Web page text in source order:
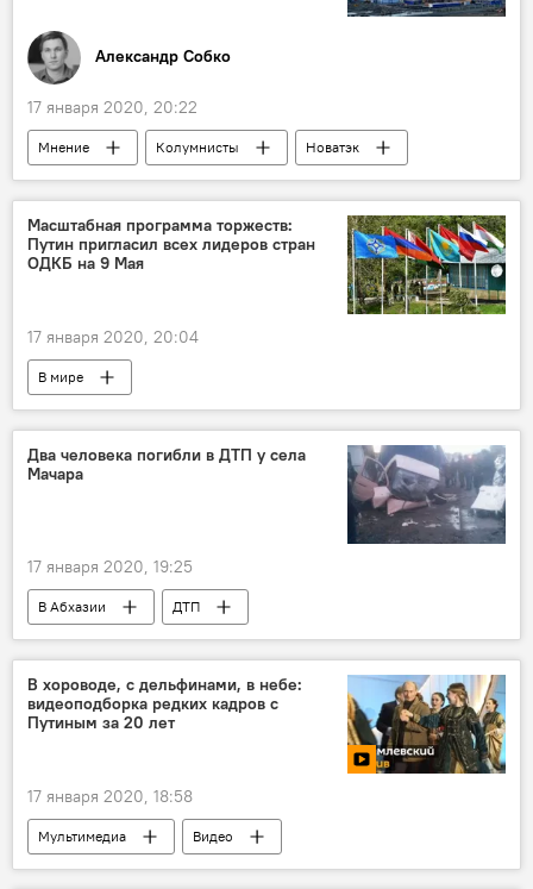
Александр Собко
17 января 2020, 20:22
Мнение Колумнисты
Новатэк
Газпром
Роснефть
Масштабная программа торжеств:
Путин пригласил всех лидеров стран
ОДКБ на 9 Мая
17 января 2020, 20:04
В мире
Два человека погибли в ДТП у села
Мачара
17 января 2020, 19:25
В Абхазии ДТП
В хороводе, с дельфинами, в небе:
видеоподборка редких кадров с
Путиным за 20 лет
17 января 2020, 18:58
Мультимедиа
Видео
Владимир Путин